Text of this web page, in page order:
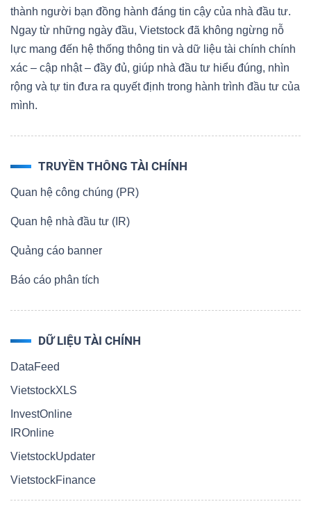
thành người bạn đồng hành đáng tin cậy của nhà đầu tư.
Ngay từ những ngày đầu, Vietstock đã không ngừng nỗ
lực mang đến hệ thống thông tin và dữ liệu tài chính chính
xác – cập nhật – đầy đủ, giúp nhà đầu tư hiểu đúng, nhìn
rộng và tự tin đưa ra quyết định trong hành trình đầu tư của
mình.
TRUYỀN THÔNG TÀI CHÍNH
Quan hệ công chúng (PR)
Quan hệ nhà đầu tư (IR)
Quảng cáo banner
Báo cáo phân tích
DỮ LIỆU TÀI CHÍNH
DataFeed
VietstockXLS
InvestOnline
IROnline
VietstockUpdater
VietstockFinance
đầu
tư
thông
liệu